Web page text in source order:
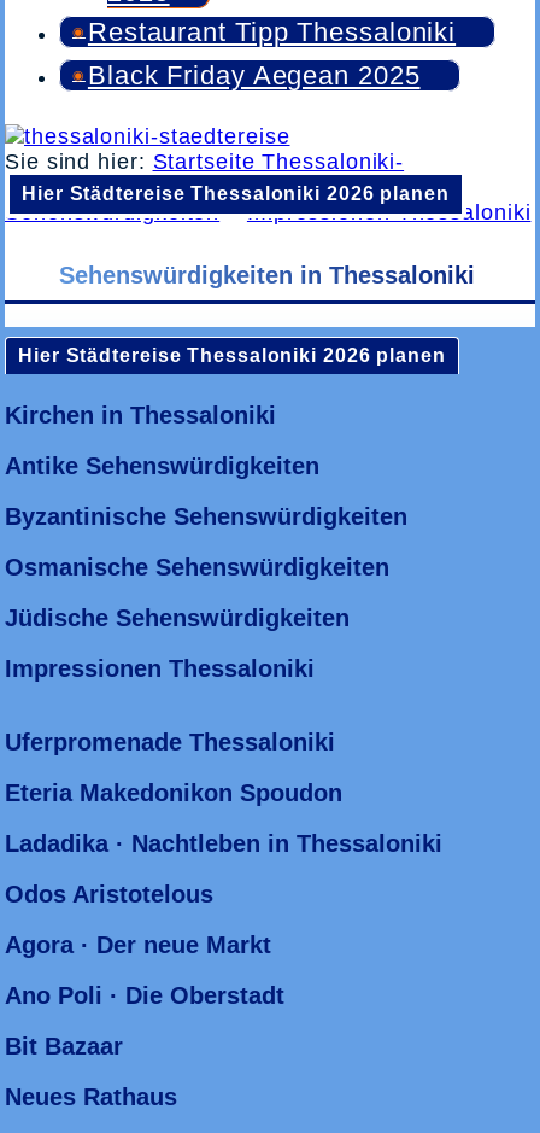
Restaurant Tipp Thessaloniki
Black Friday Aegean 2025
Sie sind hier: Startseite Thessaloniki-
Staedtereise.de»Thessaloniki
Sehenswürdigkeiten»Impressionen Thessaloniki
Hier Städtereise Thessaloniki 2026 planen
Hier Städtereise Thessaloniki 2026 planen
Sehenswürdigkeiten in Thessaloniki
Museen in Thessaloniki
Kirchen in Thessaloniki
Antike Sehenswürdigkeiten
Byzantinische Sehenswürdigkeiten
Osmanische Sehenswürdigkeiten
Jüdische Sehenswürdigkeiten
Impressionen Thessaloniki
Uferpromenade Thessaloniki
Eteria Makedonikon Spoudon
Ladadika · Nachtleben in Thessaloniki
Odos Aristotelous
Agora · Der neue Markt
Ano Poli · Die Oberstadt
Bit Bazaar
Neues Rathaus